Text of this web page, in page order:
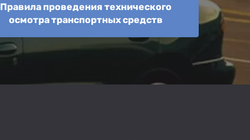
Правила проведения технического
осмотра транспортных средств